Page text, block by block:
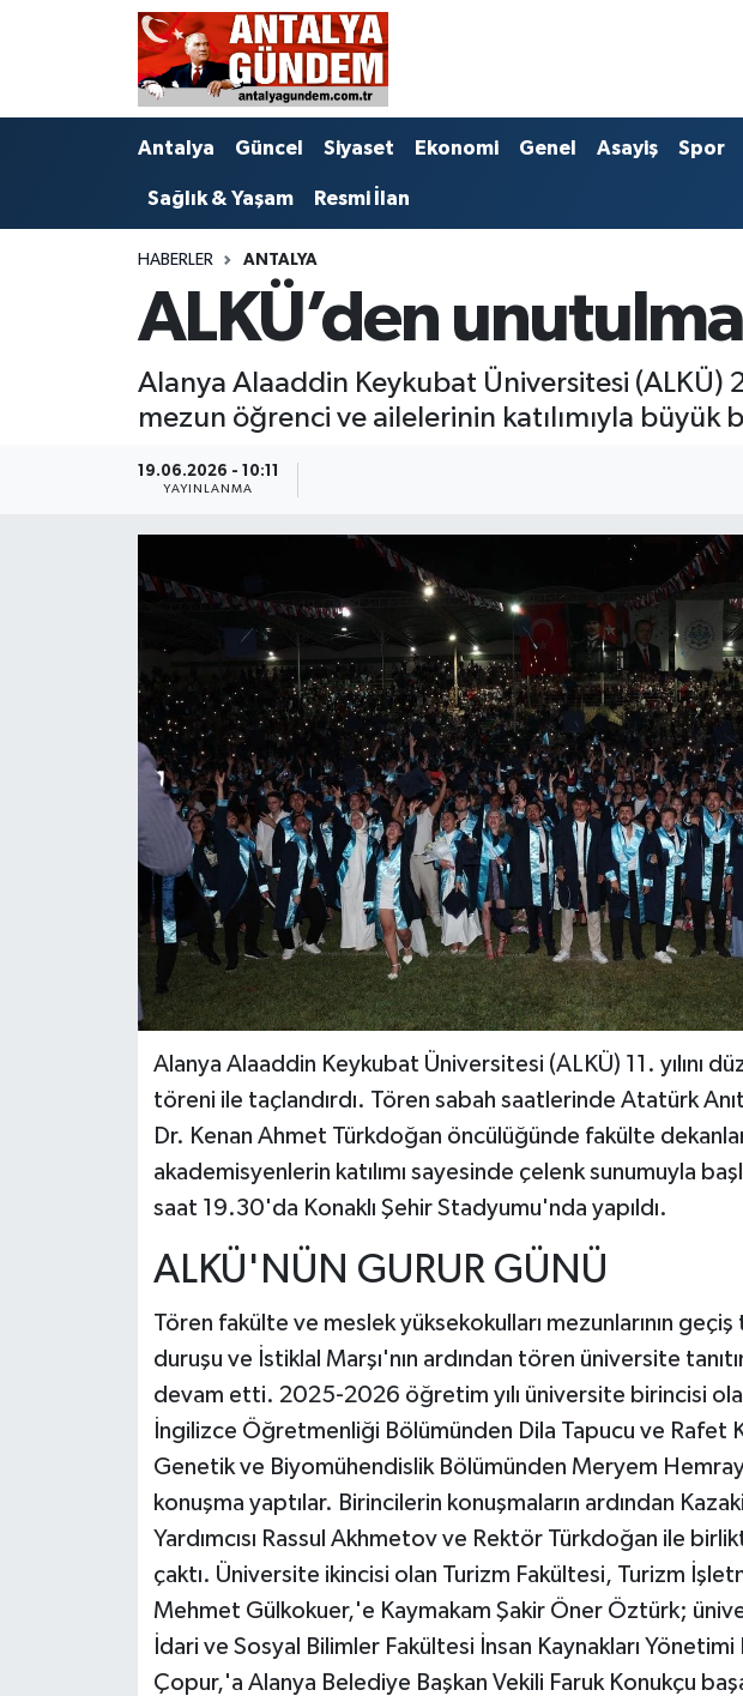
Antalya Güncel Siyaset Ekonomi Genel Asayiş Spor
Sağlık & Yaşam Resmi İlan
HABERLER ANTALYA
ALKÜ’den
Alanya Alaaddin Keykubat Üniversitesi (ALKÜ)
mezun öğrenci ve ailelerinin katılımıyla büyük
19.06.2026 - 10:11
YAYINLANMA
Alanya Alaaddin Keykubat Üniversitesi (ALKÜ) 11. yılını
töreni ile taçlandırdı. Tören sabah saatlerinde Atatürk
Dr. Kenan Ahmet Türkdoğan öncülüğünde fakülte
akademisyenlerin katılımı sayesinde çelenk sunumuyla
saat 19.30'da Konaklı Şehir Stadyumu'nda yapıldı.
ALKÜ'NÜN GURUR GÜNÜ
Tören fakülte ve meslek yüksekokulları mezunlarının geçiş
duruşu ve İstiklal Marşı'nın ardından tören üniversite
devam etti. 2025-2026 öğretim yılı üniversite birincisi
İngilizce Öğretmenliği Bölümünden Dila Tapucu ve Rafet
Genetik ve Biyomühendislik Bölümünden Meryem
konuşma yaptılar. Birincilerin konuşmaların ardından
Yardımcısı Rassul Akhmetov ve Rektör Türkdoğan ile
çaktı. Üniversite ikincisi olan Turizm Fakültesi, Turizm
Mehmet Gülkokuer,'e Kaymakam Şakir Öner Öztürk;
İdari ve Sosyal Bilimler Fakültesi İnsan Kaynakları
Çopur,'a Alanya Belediye Başkan Vekili Faruk Konukçu
Antalya
Bilim & Teknoloji
EĞİTİM
Ekonomi
Resmi İlan
Sağlık & Yaşam
Antalya Nöbetçi Eczaneler
Antalya Hava Durumu
Antalya Namaz Vakitleri
Antalya Trafik Yoğunluk Haritası
Süper Lig Puan Durumu ve Fikstür
Tüm Manşetler